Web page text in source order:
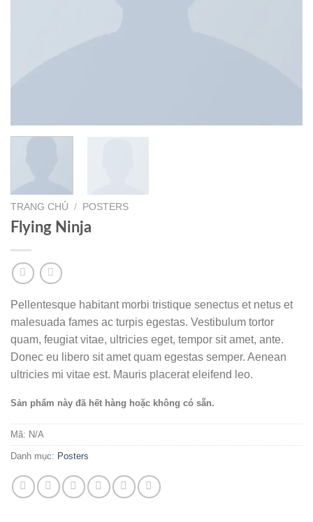
TRANG CHỦ / POSTERS
Flying Ninja
Pellentesque habitant morbi tristique senectus et netus et
malesuada fames ac turpis egestas. Vestibulum tortor
quam, feugiat vitae, ultricies eget, tempor sit amet, ante.
Donec eu libero sit amet quam egestas semper. Aenean
ultricies mi vitae est. Mauris placerat eleifend leo.
Sản phẩm này đã hết hàng hoặc không có sẵn.
Mã: N/A
Danh mục: Posters